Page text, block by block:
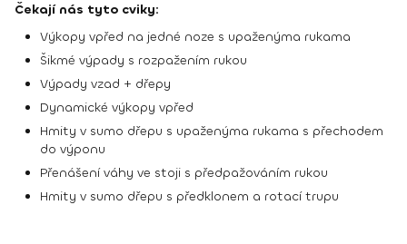
Čekají nás tyto cviky:
Výkopy vpřed na jedné noze s upaženýma rukama
Šikmé výpady s rozpažením rukou
Výpady vzad + dřepy
Dynamické výkopy vpřed
Hmity v sumo dřepu s upaženýma rukama s přechodem
do výponu
Přenášení váhy ve stoji s předpažováním rukou
Hmity v sumo dřepu s předklonem a rotací trupu